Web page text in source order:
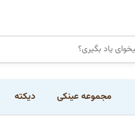
مجموعه عینکی دیکته